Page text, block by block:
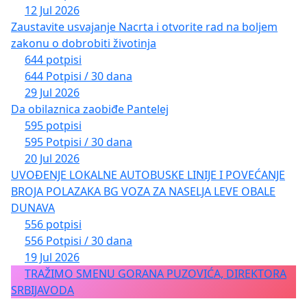
12 Jul 2026
Zaustavite usvajanje Nacrta i otvorite rad na boljem
zakonu o dobrobiti životinja
644 potpisi
644 Potpisi / 30 dana
29 Jul 2026
Da obilaznica zaobiđe Pantelej
595 potpisi
595 Potpisi / 30 dana
20 Jul 2026
UVOĐENJE LOKALNE AUTOBUSKE LINIJE I POVEĆANJE
BROJA POLAZAKA BG VOZA ZA NASELJA LEVE OBALE
DUNAVA
556 potpisi
556 Potpisi / 30 dana
19 Jul 2026
TRAŽIMO SMENU GORANA PUZOVIĆA, DIREKTORA
SRBIJAVODA